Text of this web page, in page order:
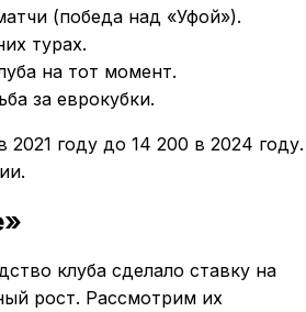
(победа над «Уфой»).
турах.
на тот момент.
за еврокубки.
году до 14 200 в 2024 году.
клуба сделало ставку на
рост. Рассмотрим их